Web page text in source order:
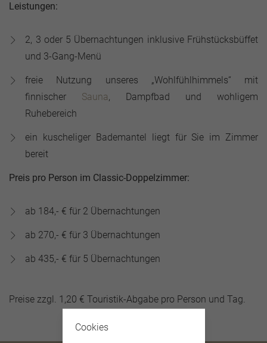
Leistungen:
2, 3 oder 5 Übernachtungen inklusive Frühstücksbüffet
und 3-Gang-Menü
freie Nutzung unseres „Wohlfühlhimmels“ mit
finnischer Sauna, Dampfbad und wohligem
Ruhebereich
ein kuscheliger Bademantel liegt für Sie im Zimmer
bereit
Preis pro Person im Classic-Doppelzimmer:
ab 184,- € für 2 Übernachtungen
ab 270,- € für 3 Übernachtungen
ab 435,- € für 5 Übernachtungen
Preise zzgl. 1,20 € Touristik-Abgabe pro Person und Tag.
Cookies